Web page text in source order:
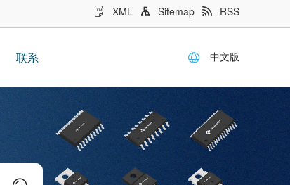
XML Sitemap RSS
联系 中文版